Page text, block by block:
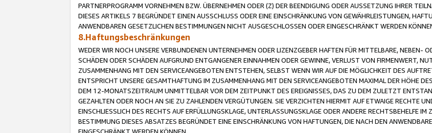
PARTNERPROGRAMM VORNEHMEN BZW. ÜBERNEHMEN ODER (Z) DER BEENDIGUNG ODER AUSSETZUNG IHRER
DIESES ARTIKELS 7 BEGRÜNDET EINEN AUSSCHLUSS ODER EINE EINSCHRÄNKUNG VON GEWÄHRLEISTUNGEN,
ANWENDBAREN GESETZLICHEN BESTIMMUNGEN NICHT AUSGESCHLOSSEN ODER EINGESCHRÄNKT WERDEN
8.Haftungsbeschränkungen
WEDER WIR NOCH UNSERE VERBUNDENEN UNTERNEHMEN ODER LIZENZGEBER HAFTEN FÜR MITTELBARE, NEBEN-
SCHÄDEN ODER SCHÄDEN AUFGRUND ENTGANGENER EINNAHMEN ODER GEWINNE, VERLUST VON FIRMENWERT,
ZUSAMMENHANG MIT DEN SERVICEANGEBOTEN ENTSTEHEN, SELBST WENN WIR AUF DIE MÖGLICHKEIT DES
ENTSPRICHT UNSERE GESAMTHAFTUNG IM ZUSAMMENHANG MIT DEN SERVICEANGEBOTEN MAXIMAL DER HÖHE
DEM 12-MONATSZEITRAUM UNMITTELBAR VOR DEM ZEITPUNKT DES EREIGNISSES, DAS ZU DEM ZULETZT
GEZAHLTEN ODER NOCH AN SIE ZU ZAHLENDEN VERGÜTUNGEN. SIE VERZICHTEN HIERMIT AUF ETWAIGE RECHTE
EINSCHLIESSLICH DES RECHTS AUF ERFÜLLUNGSKLAGE, UNTERLASSUNGSKLAGE ODER ANDERE RECHTSBEHELFE
BESTIMMUNG DIESES ABSATZES BEGRÜNDET EINE EINSCHRÄNKUNG VON HAFTUNGEN, DIE NACH DEN